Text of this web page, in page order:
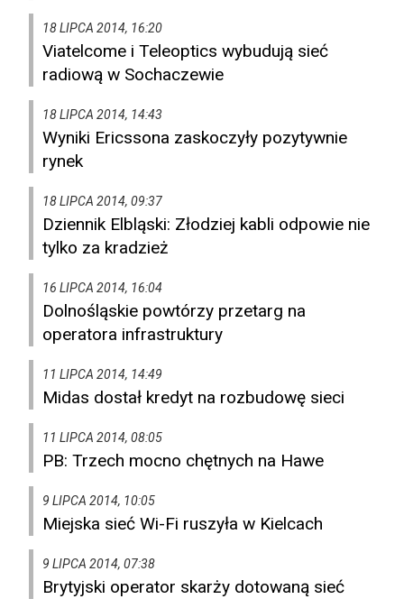
18 LIPCA 2014, 16:20
Viatelcome i Teleoptics wybudują sieć
radiową w Sochaczewie
18 LIPCA 2014, 14:43
Wyniki Ericssona zaskoczyły pozytywnie
rynek
18 LIPCA 2014, 09:37
Dziennik Elbląski: Złodziej kabli odpowie nie
tylko za kradzież
16 LIPCA 2014, 16:04
Dolnośląskie powtórzy przetarg na
operatora infrastruktury
11 LIPCA 2014, 14:49
Midas dostał kredyt na rozbudowę sieci
11 LIPCA 2014, 08:05
PB: Trzech mocno chętnych na Hawe
9 LIPCA 2014, 10:05
Miejska sieć Wi-Fi ruszyła w Kielcach
9 LIPCA 2014, 07:38
Brytyjski operator skarży dotowaną sieć